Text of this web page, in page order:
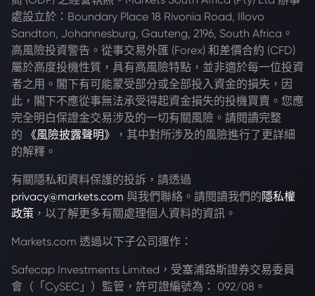
處設立於：Boundary Place 18 Rivonia Road, Illovo
Sandton, Johannesburg, Gauteng, 2196, South Africa。
高風險投資警告。從事交易外匯 (Forex) 和差價合約 (CFD)
屬於高度投機性質，具有高風險特點，並非適於每一位投資
者之用。閣下有可能蒙受部分或全部投入資金的損失，因
此，閣下不應從事無法承受得起資金損失的投機買賣。您應
完全明白保證金交易涉及的一切有關風險。請閱讀完整
的
《風險披露聲明》
，其中對所涉及的風險進行了更詳細
的解釋。
有關隱私和資料保護的投訴，請透過
privacy@markets.com 與我們聯絡。請閱讀我們的 隱私權
政策 ，以了解更多有關處理個人資料的資訊。
Markets.com 透過以下子公司運作：
Safecap Investments Limited，受塞浦路斯證券交易委員
會（「CySEC」）監管，許可證編號為： 092/08。